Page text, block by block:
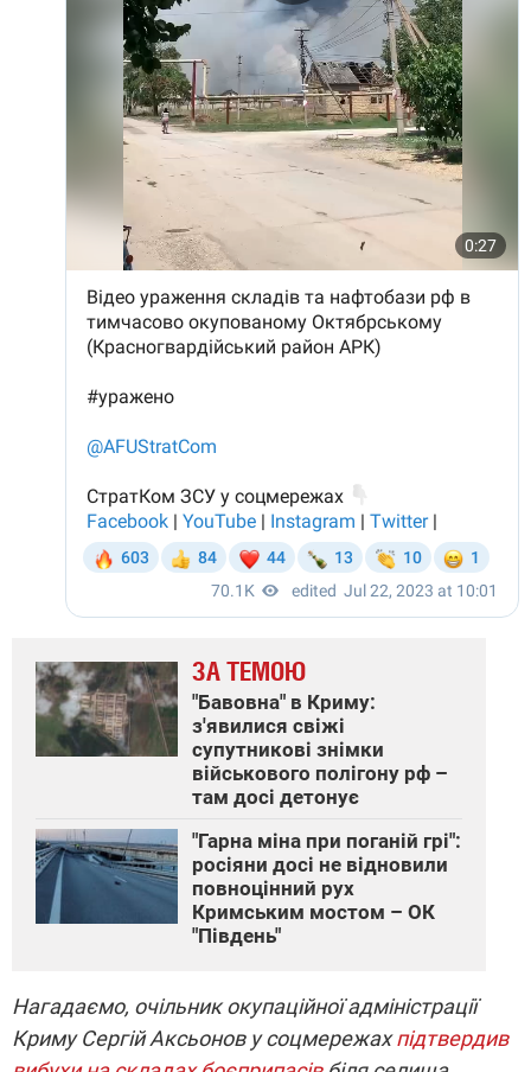
ЗА ТЕМОЮ
"Бавовна" в Криму:
з'явилися свіжі
супутникові знімки
військового полігону рф –
там досі детонує
"Гарна міна при поганій грі":
росіяни досі не відновили
повноцінний рух
Кримським мостом – ОК
"Південь"
Нагадаємо, очільник окупаційної адміністрації
Криму Сергій Аксьонов у соцмережахпідтвердив